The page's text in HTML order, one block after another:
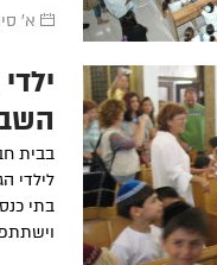
א'
בבית
לילדי
בתי